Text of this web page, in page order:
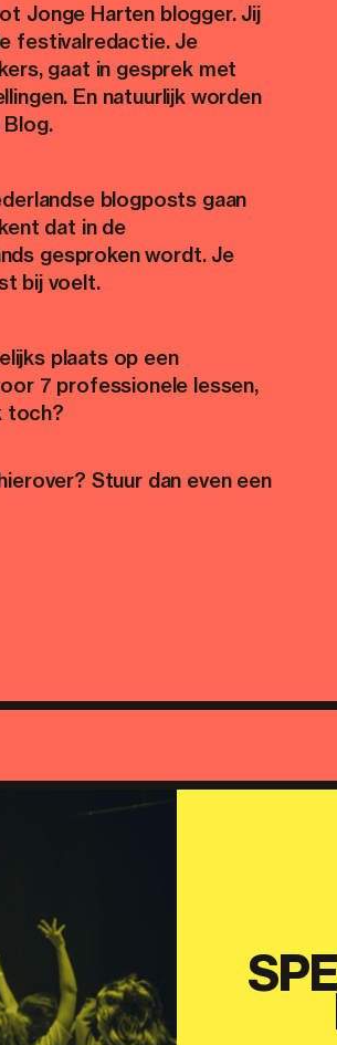
Jonge Harten blogger. Jij
festivalredactie. Je
gaat in gesprek met
En natuurlijk worden
blogposts gaan
dat in de
gesproken wordt. Je
bij voelt.
plaats op een
7 professionele lessen,
toch?
Stuur dan even een